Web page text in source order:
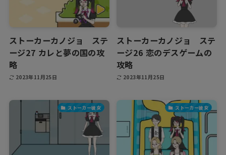
ストーカーカノジョ ステ
ージ27 カレと夢の国の攻
略
2023年11月25日
ストーカーカノジョ ステ
ージ26 恋のデスゲームの
攻略
2023年11月25日
ストーカー彼女 ストーカー彼女